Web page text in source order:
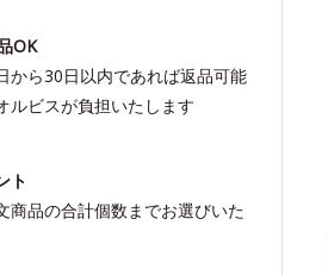
OK
から30日以内であれば返品可能
ルビスが負担いたします
ト
商品の合計個数までお選びいた